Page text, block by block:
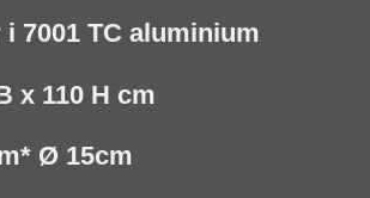
7001 TC aluminium
x 110 H cm
Ø 15cm